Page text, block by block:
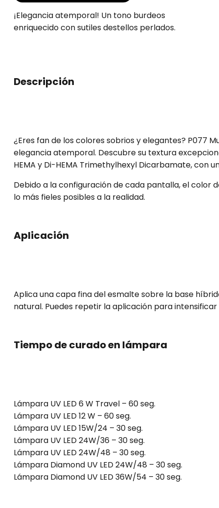
¡Elegancia atemporal! Un tono burdeos
enriquecido con sutiles destellos perlados.
Descripción
¿Eres fan de los colores sobrios y elegantes? P077
elegancia atemporal. Descubre su textura
HEMA y Di-HEMA Trimethylhexyl Dicarbamate, con
Debido a la configuración de cada pantalla, el color
lo más fieles posibles a la realidad.
Aplicación
Aplica una capa fina del esmalte sobre la base
natural. Puedes repetir la aplicación para
Tiempo de curado en lámpara
Lámpara UV LED 6 W Travel – 60 seg.
Lámpara UV LED 12 W – 60 seg.
Lámpara UV LED 15W/24 – 30 seg.
Lámpara UV LED 24W/36 – 30 seg.
Lámpara UV LED 24W/48 – 30 seg.
Lámpara Diamond UV LED 24W/48 – 30 seg.
Lámpara Diamond UV LED 36W/54 – 30 seg.